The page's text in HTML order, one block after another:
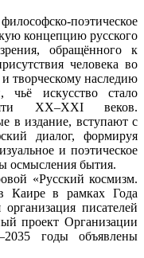
поэтическое
концепцию русского
обращённого к
человека во
творческому наследию
чьё искусство стало
ХХ–ХХI веков.
в издание, вступают с
диалог, формируя
и поэтическое
осмысления бытия.
«Русский космизм.
Каире в рамках Года
писателей
проект Организации
годы объявлены